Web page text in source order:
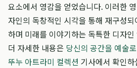
요소에서 영감을 얻었습니다. 이러한
자인의 독창적인 시각을 통해 재구성
하며 미래를 이야기하는 독특한 디자
더 자세한 내용은 당신의 공간을 예술
뚜누 아트라미 컬렉션 기사에서 확인